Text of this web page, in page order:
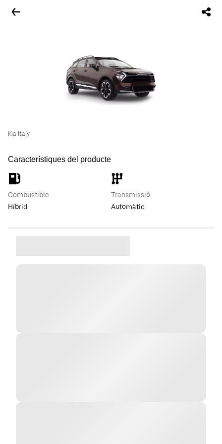
Kia Italy
Característiques del producte
Combustible
Híbrid
Transmissió
Automàtic